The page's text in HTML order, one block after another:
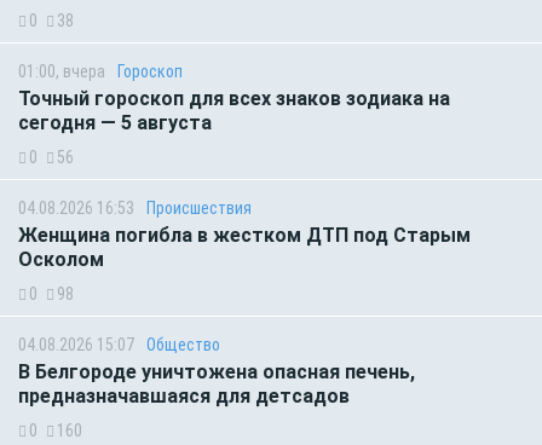
0 38
01:00, вчера Гороскоп
Точный гороскоп для всех знаков зодиака на
сегодня — 5 августа
0 56
04.08.2026 16:53 Происшествия
Женщина погибла в жестком ДТП под Старым
Осколом
0 98
04.08.2026 15:07 Общество
В Белгороде уничтожена опасная печень,
предназначавшаяся для детсадов
0 160